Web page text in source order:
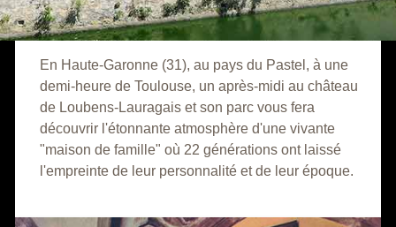
En Haute-Garonne (31), au pays du Pastel, à une
demi-heure de Toulouse, un après-midi au château
de Loubens-Lauragais et son parc vous fera
découvrir l'étonnante atmosphère d'une vivante
"maison de famille" où 22 générations ont laissé
l'empreinte de leur personnalité et de leur époque.